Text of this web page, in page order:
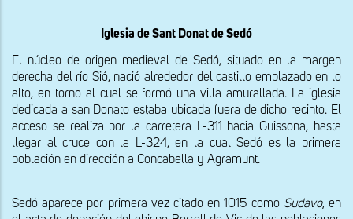
Iglesia de Sant Donat de Sedó
El núcleo de origen medieval de Sedó, situado en la margen
derecha del río Sió, nació alrededor del castillo emplazado en lo
alto, en torno al cual se formó una villa amurallada. La iglesia
dedicada a san Donato estaba ubicada fuera de dicho recinto. El
acceso se realiza por la carretera L-311 hacia Guissona, hasta
llegar al cruce con la L-324, en la cual Sedó es la primera
población en dirección a Concabella y Agramunt.
Sedó aparece por primera vez citado en 1015 como Sudavo, en